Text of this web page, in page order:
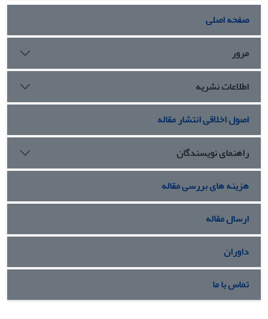
صفحه اصلی
مرور
اطلاعات نشریه
اصول اخلاقی انتشار مقاله
راهنمای نویسندگان
هزینه های بررسی مقاله
ارسال مقاله
داوران
تماس با ما